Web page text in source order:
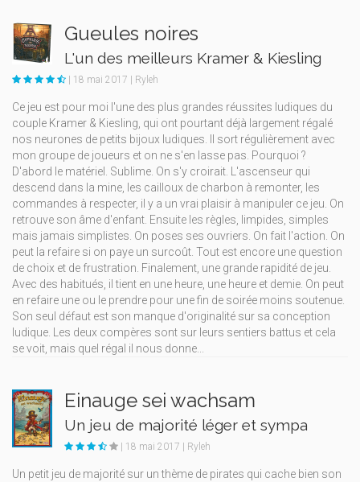
Gueules noires
L'un des meilleurs Kramer & Kiesling
| 18 mai 2017 | Ryleh
Ce jeu est pour moi l'une des plus grandes réussites ludiques du
couple Kramer & Kiesling, qui ont pourtant déjà largement régalé
nos neurones de petits bijoux ludiques. Il sort régulièrement avec
mon groupe de joueurs et on ne s'en lasse pas. Pourquoi ?
D'abord le matériel. Sublime. On s'y croirait. L'ascenseur qui
descend dans la mine, les cailloux de charbon à remonter, les
commandes à respecter, il y a un vrai plaisir à manipuler ce jeu. On
retrouve son âme d'enfant. Ensuite les règles, limpides, simples
mais jamais simplistes. On poses ses ouvriers. On fait l'action. On
peut la refaire si on paye un surcoût. Tout est encore une question
de choix et de frustration. Finalement, une grande rapidité de jeu.
Avec des habitués, il tient en une heure, une heure et demie. On peut
en refaire une ou le prendre pour une fin de soirée moins soutenue.
Son seul défaut est son manque d'originalité sur sa conception
ludique. Les deux compères sont sur leurs sentiers battus et cela
se voit, mais quel régal il nous donne...
Einauge sei wachsam
Un jeu de majorité léger et sympa
| 18 mai 2017 | Ryleh
Un petit jeu de majorité sur un thème de pirates qui cache bien son